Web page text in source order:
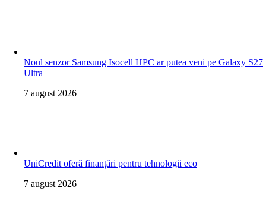
Noul senzor Samsung Isocell HPC ar putea veni pe Galaxy S27
Ultra
7 august 2026
UniCredit oferă finanțări pentru tehnologii eco
7 august 2026